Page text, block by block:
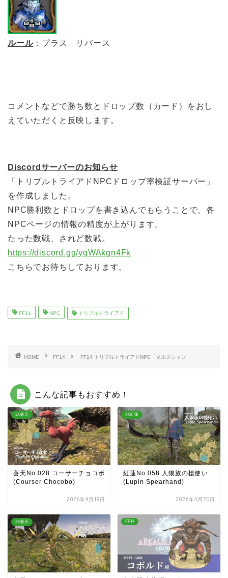
ルール：プラス リバース
コメントなどで勝ち数とドロップ数（カード）をおし
えていただくと反映します。
Discordサーバーのお知らせ
「トリプルトライアドNPCドロップ率検証サーバー」
を作成しました。
NPC勝利数とドロップを書き込んでもらうことで、各
NPCページの情報の精度が上がります。
たった数戦、されど数戦。
https://discord.gg/yqWAkgn4Fk
こちらでお待ちしております。
FF14 NPC トリプルトライアド
HOME FF14 FF14 トリプルトライアドNPC「マルスシャン」
こんな記事もおすすめ！
3.0蒼天
蒼天No.028 コーサーチョコボ
(Courser Chocobo)
2026年4月19日
4.0紅蓮
紅蓮No.058 人狼族の槍使い
(Lupin Spearhand)
2026年4月20日
3.0蒼天 FF14